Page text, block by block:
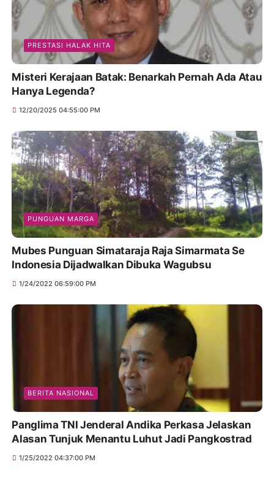
PRESTASI HALAK HITA
Misteri Kerajaan Batak: Benarkah Pernah Ada Atau
Hanya Legenda?
12/20/2025 04:55:00 PM
PUNGUAN MARGA
Mubes Punguan Simataraja Raja Simarmata Se
Indonesia Dijadwalkan Dibuka Wagubsu
1/24/2022 06:59:00 PM
BERITA NASIONAL
Panglima TNI Jenderal Andika Perkasa Jelaskan
Alasan Tunjuk Menantu Luhut Jadi Pangkostrad
1/25/2022 04:37:00 PM